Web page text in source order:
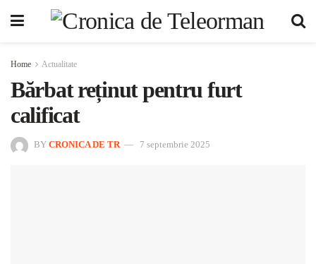
Home Actualitate
Bărbat reținut pentru furt
calificat
BY CRONICA DE TR 7 septembrie 2025